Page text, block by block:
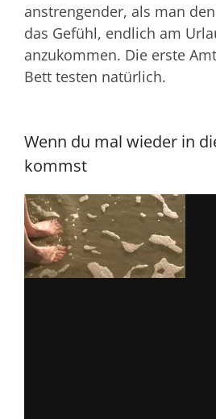
anstrengender, als man
das Gefühl, endlich am
anzukommen. Die erste
Bett testen natürlich.
Wenn du mal wieder in
kommst